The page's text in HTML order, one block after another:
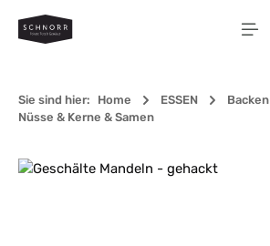
Zum Hauptinhalt springen
Sie sind hier: Home ESSEN
Backen
Nüsse & Kerne & Samen
Bildergalerie überspringen